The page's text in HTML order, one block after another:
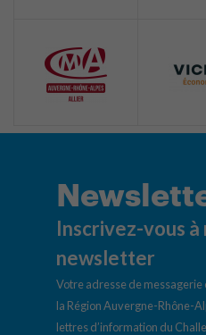
Inscrivez-vous
newsletter
Votre adresse de
la Région Auvergne-Rhône-
lettres d’information du